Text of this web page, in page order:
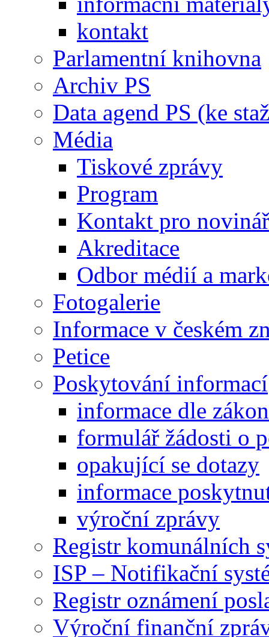
kontakt
Parlamentní knihovna
Archiv PS
Data agend PS (ke
Média
Tiskové zprávy
Program
Kontakt pro
Akreditace
Odbor médií a
Fotogalerie
Informace v českém
Petice
Poskytování informací
informace dle
formulář žádosti o
opakující se dotazy
informace
výroční zprávy
Registr komunálních
ISP – Notifikační
Registr oznámení
Výroční finanční